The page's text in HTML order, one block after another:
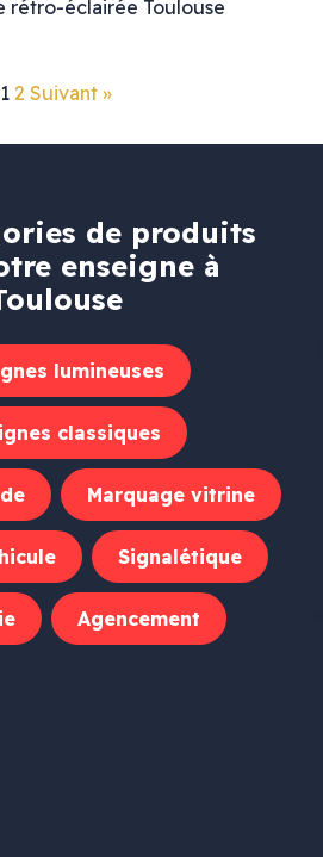
rétro-éclairée Toulouse
1 2 Suivant »
de produits
enseigne à
lumineuses
classiques
Marquage vitrine
Signalétique
Agencement